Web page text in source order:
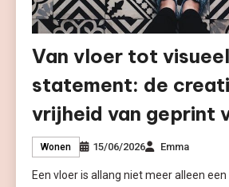
Van vloer tot visueel
statement: de
vrijheid van geprint
Wonen 15/06/2026 Emma
Een vloer is allang niet meer alleen